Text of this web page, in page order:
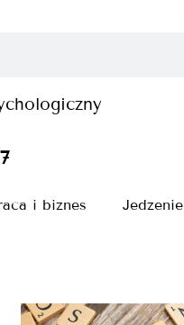
i biznes Jedzenie